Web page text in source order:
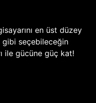
en üst düzey
gibi seçebileceğin
ile gücüne güç kat!